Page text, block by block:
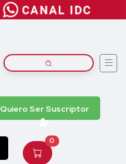
Quiero Ser Suscriptor
0